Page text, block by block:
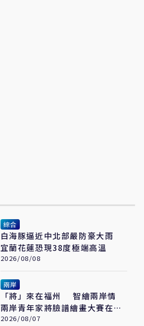
綜合
白海豚逼近中北部嚴防豪大雨
宜蘭花蓮恐現38度極端高溫
2026/08/08
兩岸
「將」來在福州 智繪兩岸情
兩岸青年家將臉譜繪畫大賽在福
州開幕
2026/08/07